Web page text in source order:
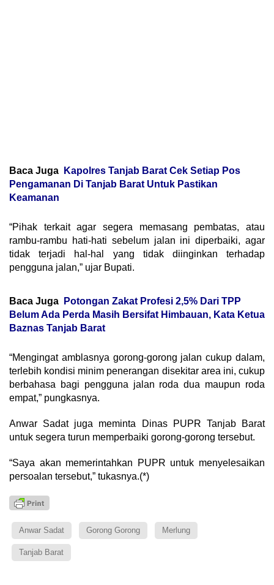
Baca Juga
Kapolres Tanjab Barat Cek Setiap Pos
Pengamanan Di Tanjab Barat Untuk Pastikan
Keamanan
“Pihak terkait agar segera memasang pembatas, atau
rambu-rambu hati-hati sebelum jalan ini diperbaiki, agar
tidak terjadi hal-hal yang tidak diinginkan terhadap
pengguna jalan,” ujar Bupati.
Baca Juga
Potongan Zakat Profesi 2,5% Dari TPP
Belum Ada Perda Masih Bersifat Himbauan, Kata Ketua
Baznas Tanjab Barat
“Mengingat amblasnya gorong-gorong jalan cukup dalam,
terlebih kondisi minim penerangan disekitar area ini, cukup
berbahasa bagi pengguna jalan roda dua maupun roda
empat,” pungkasnya.
Anwar Sadat juga meminta Dinas PUPR Tanjab Barat
untuk segera turun memperbaiki gorong-gorong tersebut.
“Saya akan memerintahkan PUPR untuk menyelesaikan
persoalan tersebut,” tukasnya.(*)
Anwar Sadat Gorong Gorong Merlung
Tanjab Barat